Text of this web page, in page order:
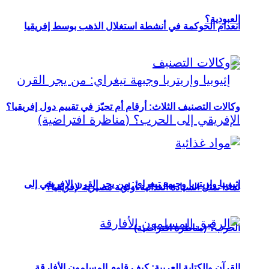
العبودية؟
إثيوبيا وإريتريا وجبهة تيغراي: من يجر القرن الإفريقي إلى
الحرب؟ (مناظرة افتراضية)
انعدام الحوكمة في أنشطة استغلال الذهب بوسط إفريقيا
وكالات التصنيف الثلاث: أرقام أم تحيّز في تقييم دول إفريقيا؟
لماذا تمثل السيادة الغذائية أولوية مصيرية لإفريقيا؟